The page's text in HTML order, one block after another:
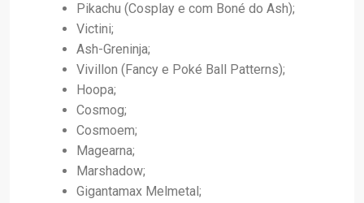
Pikachu (Cosplay e com Boné do Ash);
Victini;
Ash-Greninja;
Vivillon (Fancy e Poké Ball Patterns);
Hoopa;
Cosmog;
Cosmoem;
Magearna;
Marshadow;
Gigantamax Melmetal;